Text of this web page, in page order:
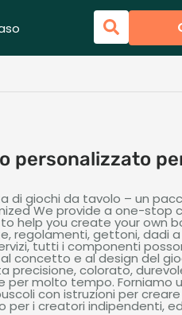
personalizzato
di giochi da tavolo – un
We provide a one-stop
help you create your own
regolamenti, gettoni, dadi
tutti i componenti
concetto e al design del
precisione, colorato,
per molto tempo. Forniamo
con istruzioni per
per i creatori indipendenti,